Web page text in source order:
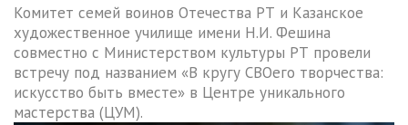
Комитет семей воинов Отечества РТ и Казанское
художественное училище имени Н.И. Фешина
совместно с Министерством культуры РТ провели
встречу под названием «В кругу СВОего творчества:
искусство быть вместе» в Центре уникального
мастерства (ЦУМ).